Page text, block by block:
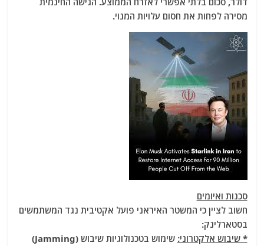
מסירה לפחות את חסום עלויות המנוי.
סכנות ואיומים
חשוב לציין כי המשטר האיראני פועל אקטיבית נגד המשתמשים
בסטארלינק:
* שיבוש אלקטרוני:
שימוש בטכנולוגיות שיבוש (Jamming)